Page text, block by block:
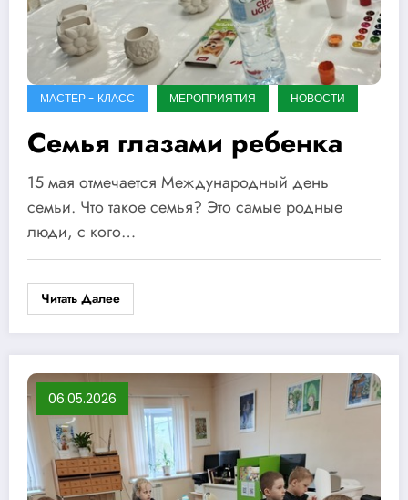
МАСТЕР - КЛАСС МЕРОПРИЯТИЯ НОВОСТИ
Семья глазами ребенка
15 мая отмечается Международный день
семьи. Что такое семья? Это самые родные
люди, с кого…
Читать Далее
06.05.2026